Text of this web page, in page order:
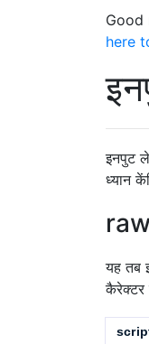
Good
here
इनपुट
ध्यान
यह तब
कैरेक्टर